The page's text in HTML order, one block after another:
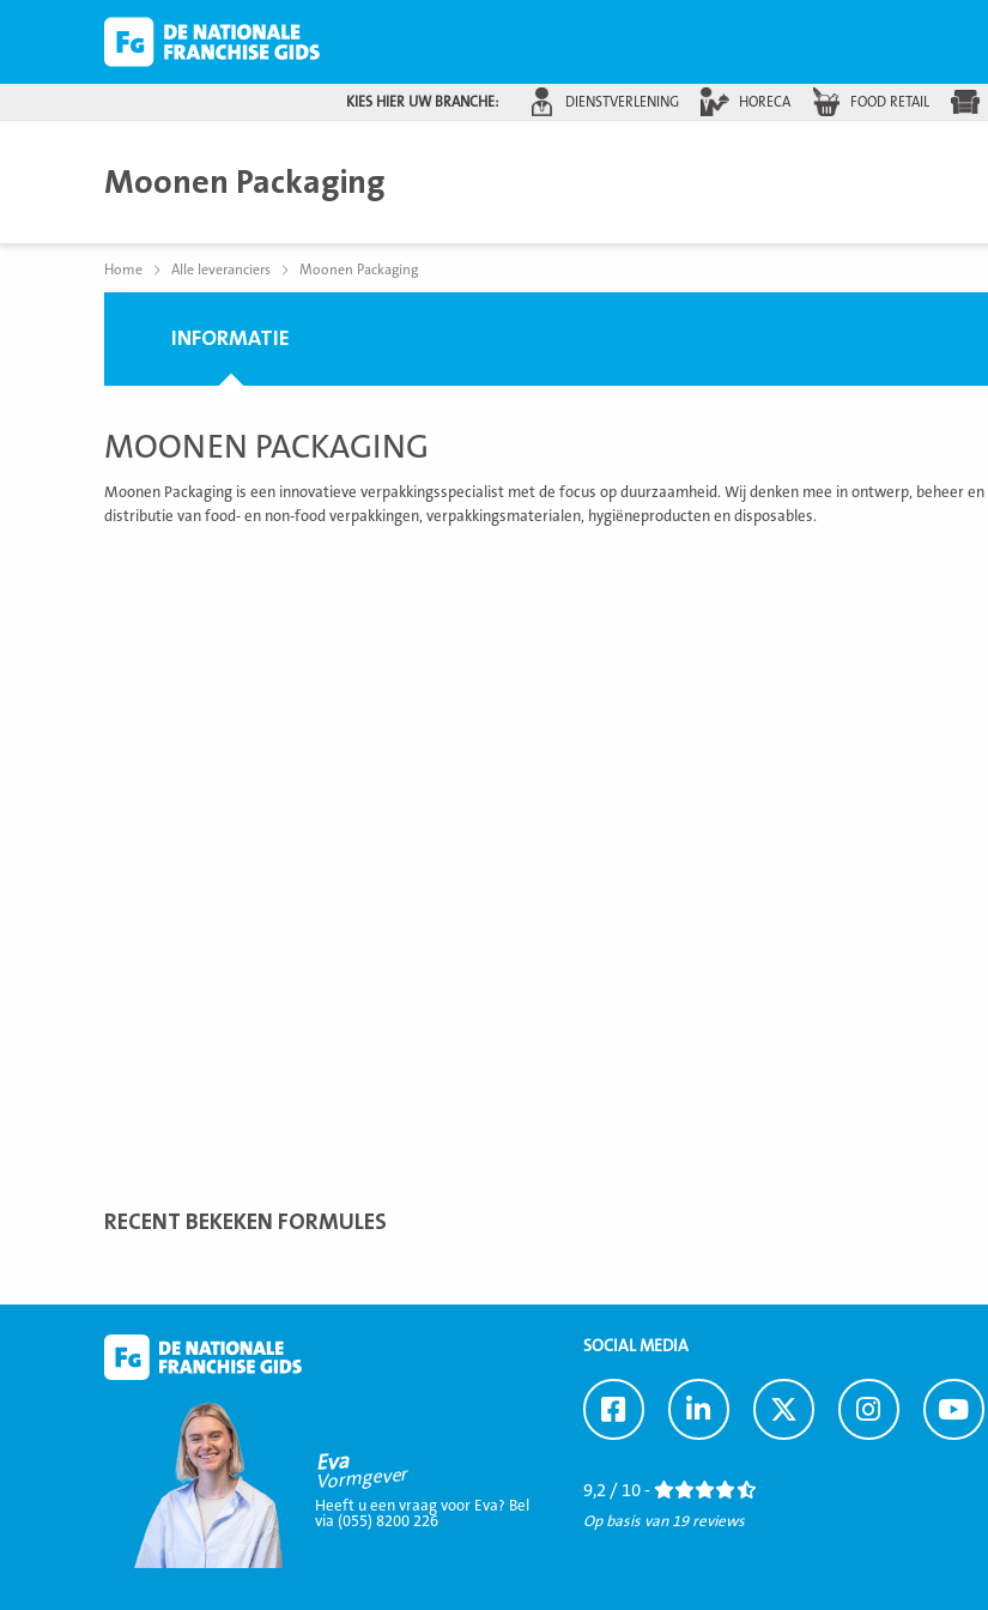
KIES HIER UW BRANCHE: DIENSTVERLENING HORECA FOOD RETAIL
Moonen Packaging
Home Alle leveranciers Moonen Packaging
INFORMATIE
MOONEN PACKAGING
Moonen Packaging is een innovatieve verpakkingsspecialist met de focus op duurzaamheid. Wij denken mee in ontwerp, beheer en
distributie van food- en non-food verpakkingen, verpakkingsmaterialen, hygiëneproducten en disposables.
RECENT BEKEKEN FORMULES
Eva
Vormgever
Heeft u een vraag voor Eva? Bel
via (055) 8200 226
SOCIAL MEDIA
Ga
naar
Ga
naar
Ga
naar
Ga
naar
Ga
naar
9,2 / 10 -
Op basis van 19 reviews